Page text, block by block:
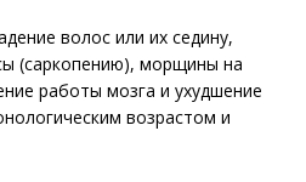
волос или их седину,
(саркопению), морщины на
работы мозга и ухудшение
возрастом и